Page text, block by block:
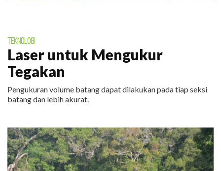
TEKNOLOGI
Laser untuk Mengukur
Tegakan
Pengukuran volume batang dapat dilakukan pada tiap seksi
batang dan lebih akurat.